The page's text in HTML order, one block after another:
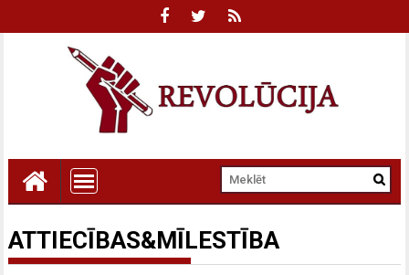
ATTIECĪBAS&MĪLESTĪBA